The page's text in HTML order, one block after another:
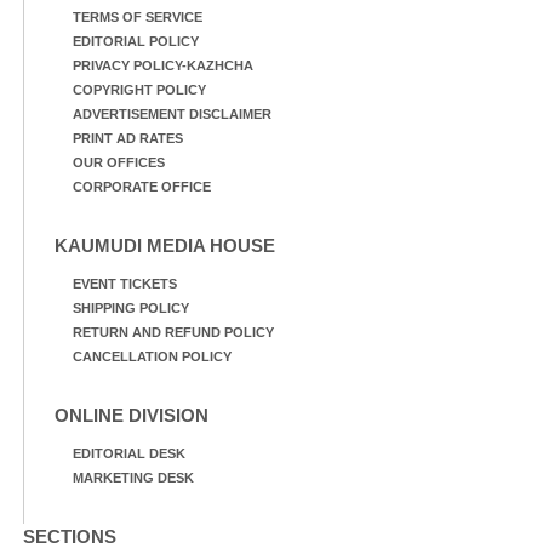
TERMS OF SERVICE
EDITORIAL POLICY
PRIVACY POLICY-KAZHCHA
COPYRIGHT POLICY
ADVERTISEMENT DISCLAIMER
PRINT AD RATES
OUR OFFICES
CORPORATE OFFICE
KAUMUDI MEDIA HOUSE
EVENT TICKETS
SHIPPING POLICY
RETURN AND REFUND POLICY
CANCELLATION POLICY
ONLINE DIVISION
EDITORIAL DESK
MARKETING DESK
SECTIONS